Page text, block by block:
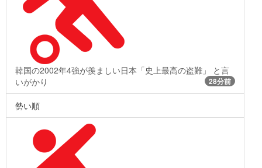
韓国の2002年4強が羨ましい日本「史上最高の盗難」 と言
いがかり
28分前
勢い順